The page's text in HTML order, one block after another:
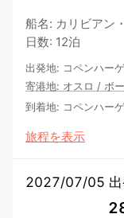
船名: カリビアン
日数: 12泊
出発地: コペンハー
寄港地: オスロ / ボ
到着地: コペンハー
旅程を表示
2027/07/05 出